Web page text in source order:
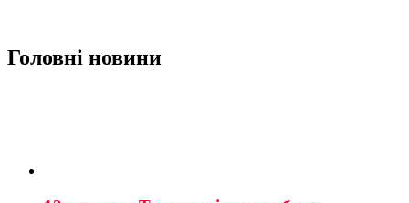
Головні новини